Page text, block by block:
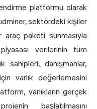
platformu olarak
sektördeki kişiler
araç paketi sunmasıyla
verilerinin tüm
sahipleri, danışmanlar,
varlık değerlemesini
varlıkların gerçek
başlatılmasını